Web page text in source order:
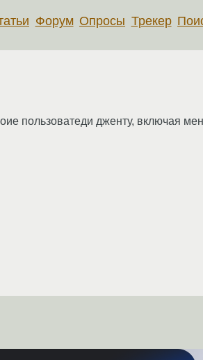
Форум Опросы Трекер
пользоватеди дженту, включая